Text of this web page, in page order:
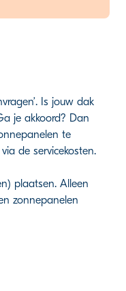
Is jouw dak
je akkoord? Dan
te
de servicekosten.
plaatsen. Alleen
zonnepanelen